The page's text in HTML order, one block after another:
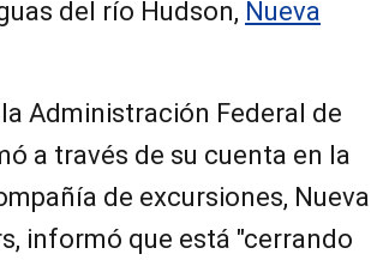
del río Hudson, Nueva
Administración Federal de
a través de su cuenta en la
de excursiones, Nueva
informó que está "cerrando